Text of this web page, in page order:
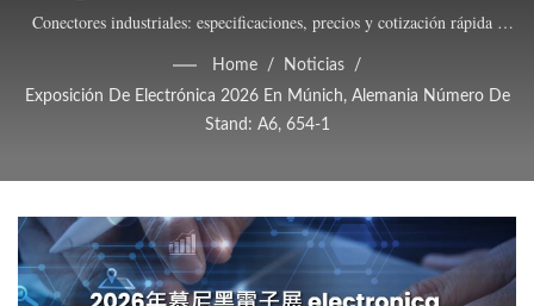
En Múnich, Alemania Número De
Stand: A6, 654-1 | Conectores De
Red E Industriales, Suministro
Global - JCON
Conectores industriales: especificaciones, precios y cotización rápida -
Home / Noticias
/
Exposición De Electrónica 2026 En Múnich, Alemania Número De
Stand: A6, 654-1